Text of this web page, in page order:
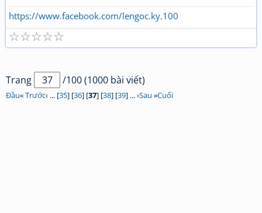
https://www.facebook.com/lengoc.ky.100
☆
☆
☆
☆
☆
Trang /100 (1000 bài viết)
Đầu«Trước‹ ... [35] [36] [37] [38] [39] ... ›Sau »Cuối